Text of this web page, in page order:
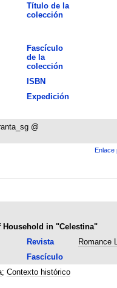
Título de la
colección
Fascículo
de la
colección
ISBN
Expedición
@
Enlace
Household in "Celestina"
Revista
Romance
Fascículo
; Contexto histórico